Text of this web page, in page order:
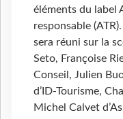
éléments du label
responsable
sera réuni sur la
Seto, Françoise
Conseil, Julien
d’ID-Tourisme,
Michel Calvet